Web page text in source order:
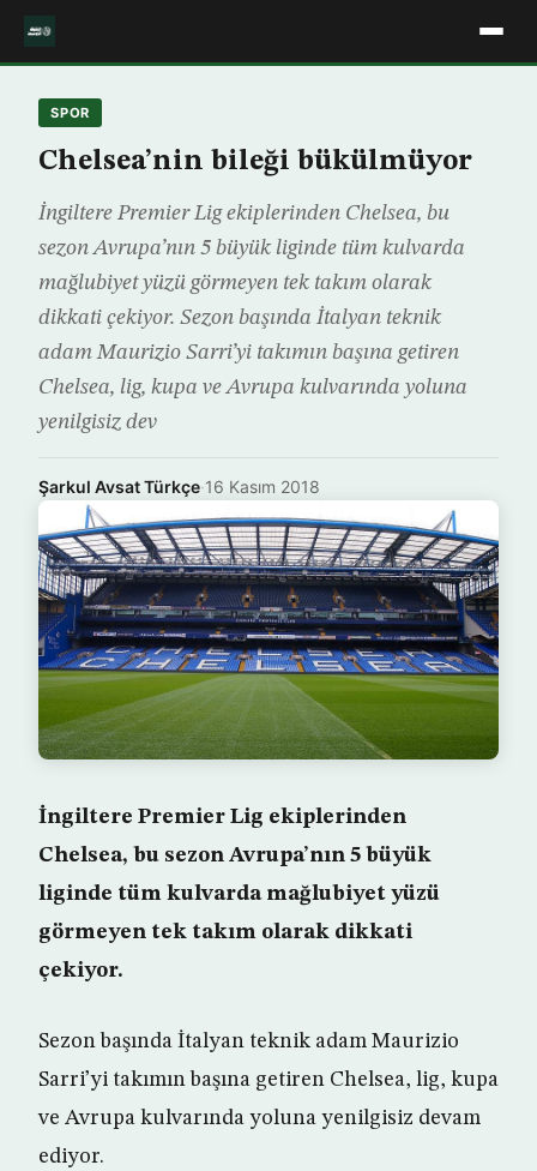
SPOR
Chelsea’nin bileği bükülmüyor
İngiltere Premier Lig ekiplerinden Chelsea, bu
sezon Avrupa’nın 5 büyük liginde tüm kulvarda
mağlubiyet yüzü görmeyen tek takım olarak
dikkati çekiyor. Sezon başında İtalyan teknik
adam Maurizio Sarri’yi takımın başına getiren
Chelsea, lig, kupa ve Avrupa kulvarında yoluna
yenilgisiz dev
Şarkul Avsat Türkçe·16 Kasım 2018
İngiltere Premier Lig ekiplerinden
Chelsea, bu sezon Avrupa’nın 5 büyük
liginde tüm kulvarda mağlubiyet yüzü
görmeyen tek takım olarak dikkati
çekiyor.
Sezon başında İtalyan teknik adam Maurizio
Sarri’yi takımın başına getiren Chelsea, lig, kupa
ve Avrupa kulvarında yoluna yenilgisiz devam
ediyor.